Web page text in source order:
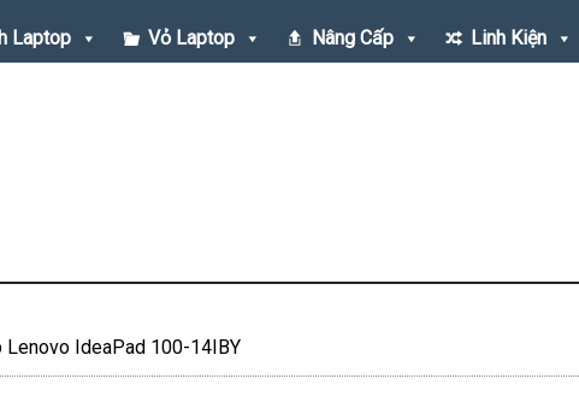
Laptop Vỏ Laptop Nâng Cấp Linh Kiện
Lenovo IdeaPad 100-14IBY